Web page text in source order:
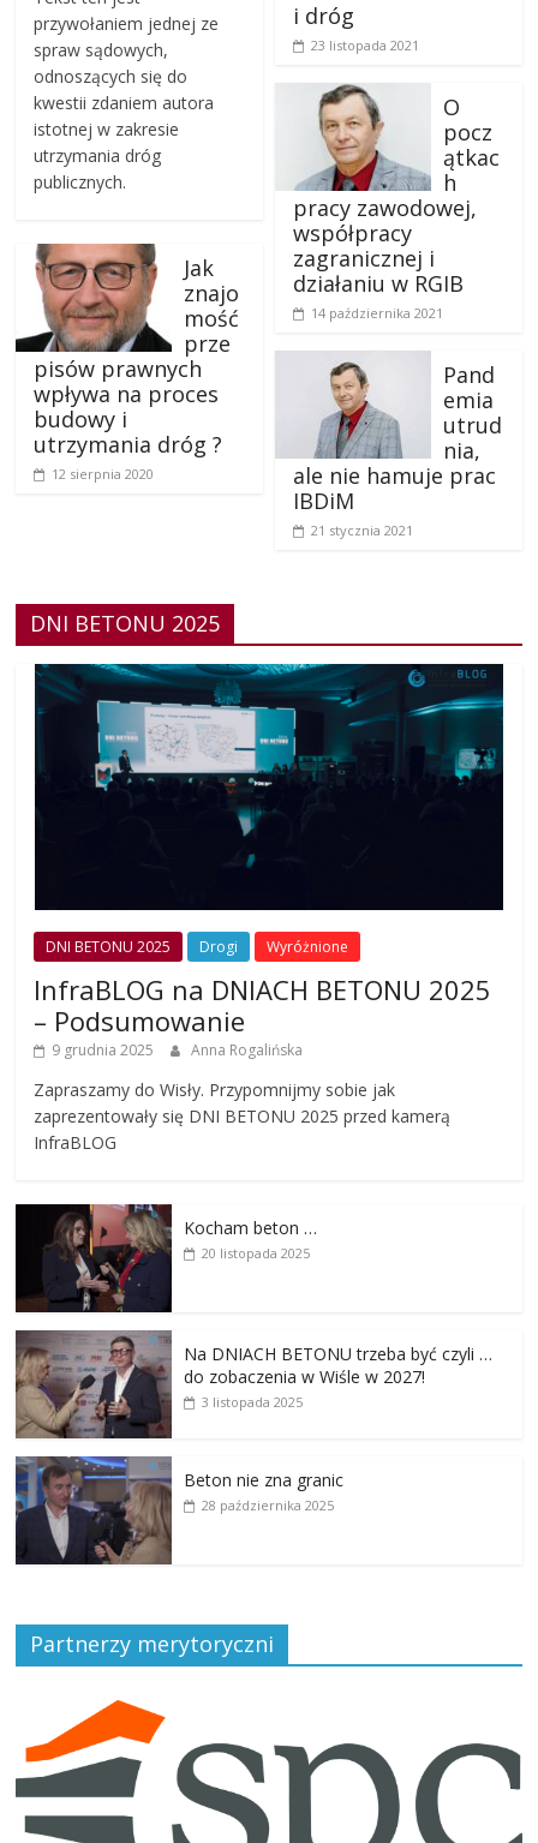
przywołaniem jednej ze
spraw sądowych,
odnoszących się do
kwestii zdaniem autora
istotnej w zakresie
utrzymania dróg
publicznych.
Jak
znajo
mość
prze
pisów prawnych
wpływa na proces
budowy i
utrzymania dróg ?
12 sierpnia 2020
i dróg
23 listopada 2021
O
pocz
ątkac
h
pracy zawodowej,
współpracy
zagranicznej i
działaniu w RGIB
14 października 2021
Pand
emia
utrud
nia,
ale nie hamuje prac
IBDiM
21 stycznia 2021
DNI BETONU 2025
DNI BETONU 2025 Drogi Wyróżnione
InfraBLOG na DNIACH BETONU 2025
– Podsumowanie
9 grudnia 2025 Anna Rogalińska
Zapraszamy do Wisły. Przypomnijmy sobie jak
zaprezentowały się DNI BETONU 2025 przed kamerą
InfraBLOG
Kocham beton …
20 listopada 2025
Na DNIACH BETONU trzeba być czyli …
do zobaczenia w Wiśle w 2027!
3 listopada 2025
Beton nie zna granic
28 października 2025
Partnerzy merytoryczni